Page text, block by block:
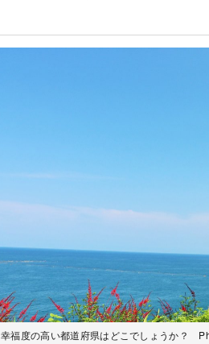
幸福度の高い都道府県はどこでしょうか？